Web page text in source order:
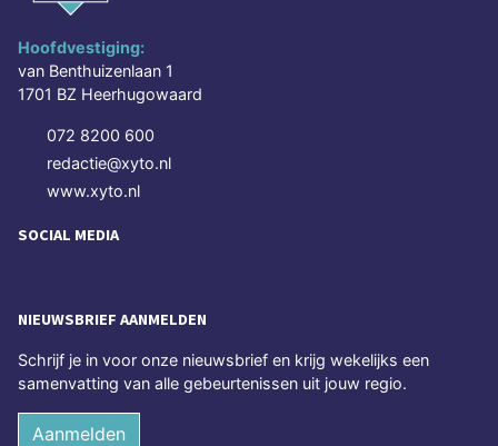
Hoofdvestiging:
van Benthuizenlaan 1
1701 BZ Heerhugowaard
072 8200 600
redactie@xyto.nl
www.xyto.nl
SOCIAL MEDIA
NIEUWSBRIEF AANMELDEN
Schrijf je in voor onze nieuwsbrief en krijg wekelijks een
samenvatting van alle gebeurtenissen uit jouw regio.
Aanmelden